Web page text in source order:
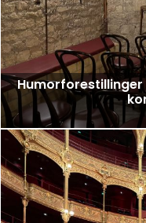
Humorforestillinger